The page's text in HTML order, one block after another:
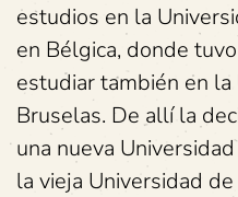
estudios en la
en Bélgica, donde
estudiar también en
Bruselas. De allí la
una nueva
la vieja Universidad de